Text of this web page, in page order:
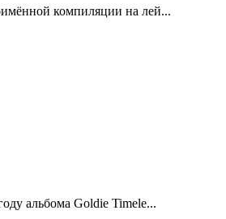
компиляции на лей...
альбома Goldie Timele...